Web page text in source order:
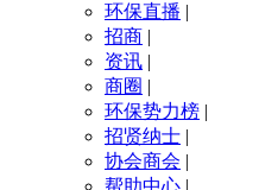
环保直播 |
招商 |
资讯 |
商圈 |
环保势力榜 |
招贤纳士 |
协会商会 |
帮助中心 |